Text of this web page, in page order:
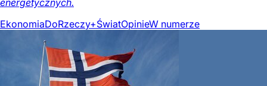
EkonomiaDoRzeczy+ŚwiatOpinieW numerze